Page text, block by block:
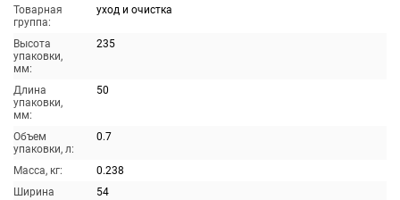
Товарная
группа:
уход и очистка
Высота
упаковки,
мм:
235
Длина
упаковки,
мм:
50
Объем
упаковки, л:
0.7
Масса, кг:
0.238
Ширина
54